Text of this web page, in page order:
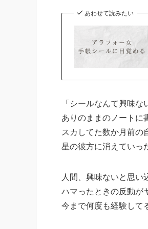
あわせて読みたい
「シールなんて興味な
ありのままのノートに
スカしてた数か月前の
星の彼方に消えていっ
人間、興味ないと思い
ハマったときの反動が
今まで何度も経験して